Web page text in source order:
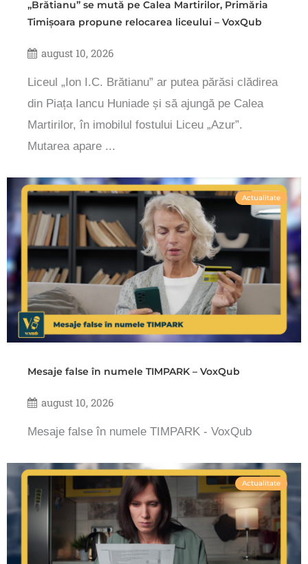
„Brătianu” se mută pe Calea Martirilor, Primăria
Timișoara propune relocarea liceului – VoxQub
august 10, 2026
Liceul „Ion I.C. Brătianu” ar putea părăsi clădirea
din Piața Iancu Huniade și să ajungă pe Calea
Martirilor, în imobilul fostului Liceu „Azur”.
Mutarea apare ...
Actualitate
Mesaje false în numele TIMPARK – VoxQub
august 10, 2026
Mesaje false în numele TIMPARK - VoxQub
Actualitate